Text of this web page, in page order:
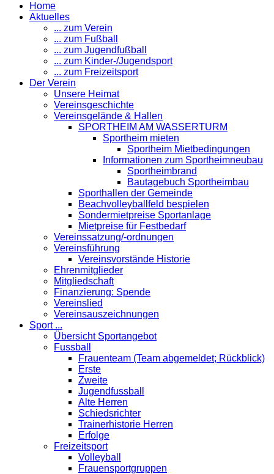
Home
Aktuelles
... zum Verein
... zum Fußball
... zum Jugendfußball
... zum Kinder-/Jugendsport
... zum Freizeitsport
Der Verein
Unsere Heimat
Vereinsgeschichte
Vereinsgelände & Hallen
SPORTHEIM AM WASSERTURM
Sportheim mieten
Sportheim Mietbedingungen
Informationen zum Sportheimneubau
Sportheimbrand
Bautagebuch Sportheimbau
Sporthallen der Gemeinde
Beachvolleyballfeld bespielen
Sondermietpreise Sportanlage
Mietpreise für Festbedarf
Vereinssatzung/-ordnungen
Vereinsführung
Vereinsvorstände Historie
Ehrenmitglieder
Mitgliedschaft
Finanzierung: Spende
Vereinslied
Vereinsauszeichnungen
Sport ...
Übersicht Sportangebot
Fussball
Frauenteam (Team abgemeldet; Rückblick)
Erste
Zweite
Jugendfussball
Alte Herren
Schiedsrichter
Trainerhistorie Herren
Erfolge
Freizeitsport
Volleyball
Frauensportgruppen